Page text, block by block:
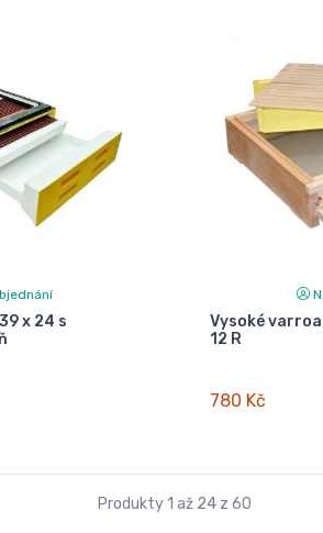
x 24 s
Vysoké
12 R
780 Kč
Produkty 1 až 24 z 60